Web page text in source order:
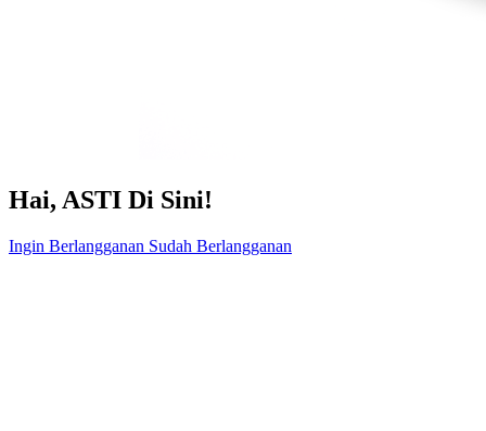
Hai, ASTI Di Sini!
Ingin Berlangganan Sudah Berlangganan